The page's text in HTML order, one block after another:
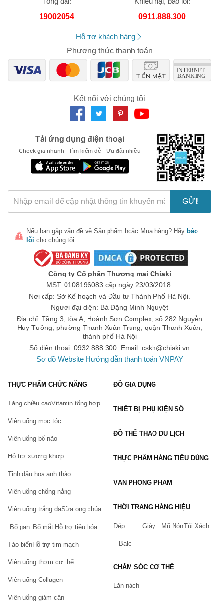
trách nhiệm về nhầm lẫn hay sai lệch về sản phẩm.
19002054
0911.888.300
Hỗ trợ khách hàng
Phương thức thanh toán
Kết nối với chúng tôi
Tải ứng dụng điện thoại
Check giá nhanh - Tìm kiếm dễ - Ưu đãi nhiều
GỬI!
Nếu bạn gặp vấn đề về Sản phẩm hoặc Mua hàng? Hãy báo
lỗi cho chúng tôi.
Công ty Cổ phần Thương mại Chiaki
MST: 0108196083 cấp ngày 23/03/2018.
Nơi cấp: Sở Kế hoạch và Đầu tư Thành Phố Hà Nội.
Người đại diện: Bà Đặng Minh Nguyệt
Địa chỉ: Tầng 3, tòa A, Hoành Sơn Complex, số 282 Nguyễn
Huy Tưởng, phường Thanh Xuân Trung, quận Thanh Xuân,
thành phố Hà Nội
Số điện thoại: 0932.888.300. Email: cskh@chiaki.vn
Sơ đồ Website Hướng dẫn thanh toán VNPAY
THỰC PHẨM CHỨC NĂNG
Tăng chiều caoVitamin tổng hợp
Viên uống mọc tóc
Viên uống bổ não
Hỗ trợ xương khớp
Tinh dầu hoa anh thảo
Viên uống chống nắng
Viên uống trắng daSữa ong chúa
Bổ gan Bổ mắt Hỗ trợ tiêu hóa
Tảo biểnHỗ trợ tim mạch
Viên uống thơm cơ thể
Viên uống Collagen
Viên uống giảm cân
ĐỒ GIA DỤNG
THIẾT BỊ PHỤ KIỆN SỐ
ĐỒ THỂ THAO DU LỊCH
THỰC PHẨM HÀNG TIÊU DÙNG
VĂN PHÒNG PHẨM
THỜI TRANG HÀNG HIỆU
Dép Giày Mũ NónTúi Xách
Balo
CHĂM SÓC CƠ THỂ
Lăn nách
Áp dụng cho đơn hàng từ:
LẤY MÃ NGAY